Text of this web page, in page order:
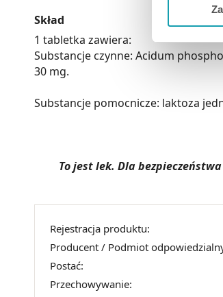
Skład
1 tabletka zawiera:
Substancje czynne: Acidum
30 mg.
Substancje pomocnicze: laktoza
To jest lek. Dla
Rejestracja produktu:
Producent / Podmiot
Postać:
Przechowywanie: